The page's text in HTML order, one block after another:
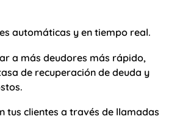
automáticas y en tiempo real.
a más deudores más rápido,
de recuperación de deuda y
tus clientes a través de llamadas